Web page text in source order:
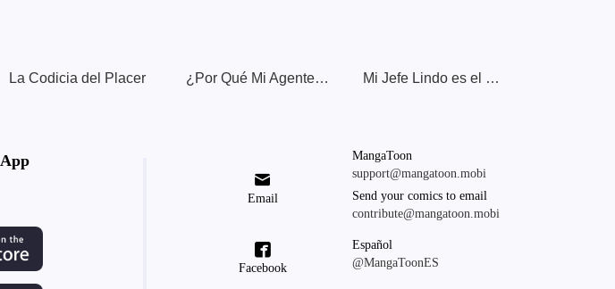
La Codicia del Placer ¿Por Qué Mi Agente Es Tan Heterosexual? Mi Jefe Lindo es el Rival de Monstruos

Email
MangaToon
support@mangatoon.mobi
Send your comics to email
contribute@mangatoon.mobi

Facebook
Español
@MangaToonES